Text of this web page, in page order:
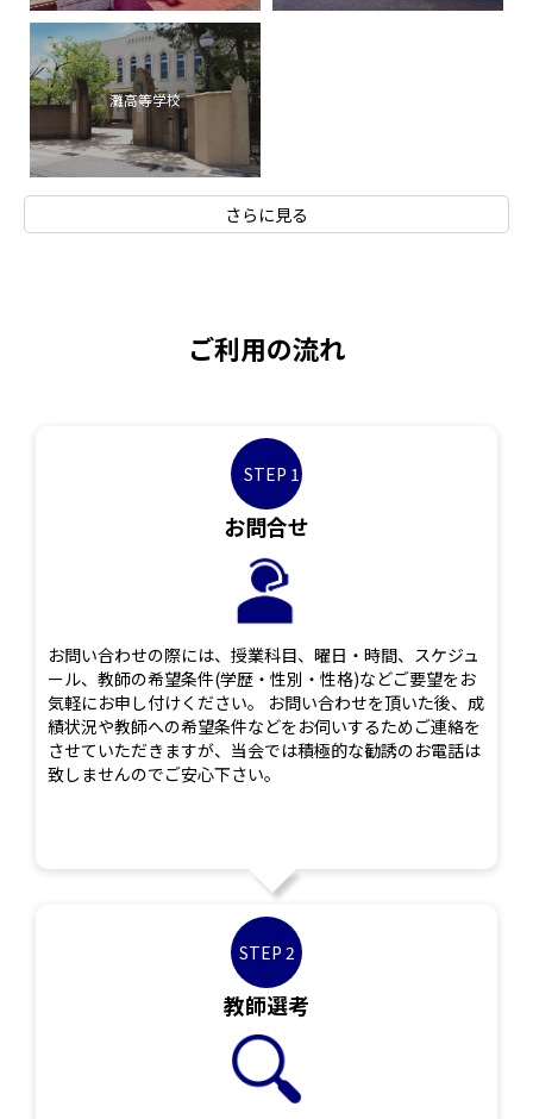
灘高等学校
さらに見る
ご利用の流れ
STEP 1
お問合せ
お問い合わせの際には、授業科目、曜日・時間、スケジュ
ール、教師の希望条件(学歴・性別・性格)などご要望をお
気軽にお申し付けください。 お問い合わせを頂いた後、成
績状況や教師への希望条件などをお伺いするためご連絡を
させていただきますが、当会では積極的な勧誘のお電話は
致しませんのでご安心下さい。
STEP 2
教師選考